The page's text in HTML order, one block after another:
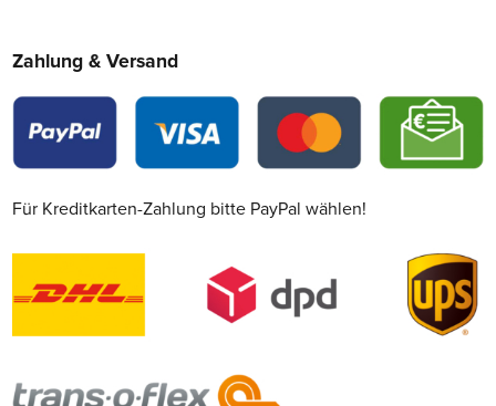
Zahlung & Versand
Für Kreditkarten-Zahlung bitte PayPal wählen!